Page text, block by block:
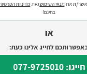
ת את תנאי השימושואת מדיניות
בחינם!
או
לחייג אלינו כעת:
חייגו: 077-9725010